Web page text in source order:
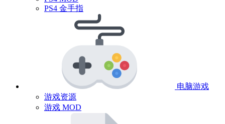
PS4 金手指
电脑游戏
游戏资源
游戏 MOD